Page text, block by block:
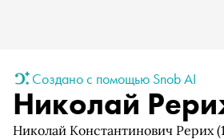
Создано с помощью Snob AI
Николай
Николай Константинович Рерих